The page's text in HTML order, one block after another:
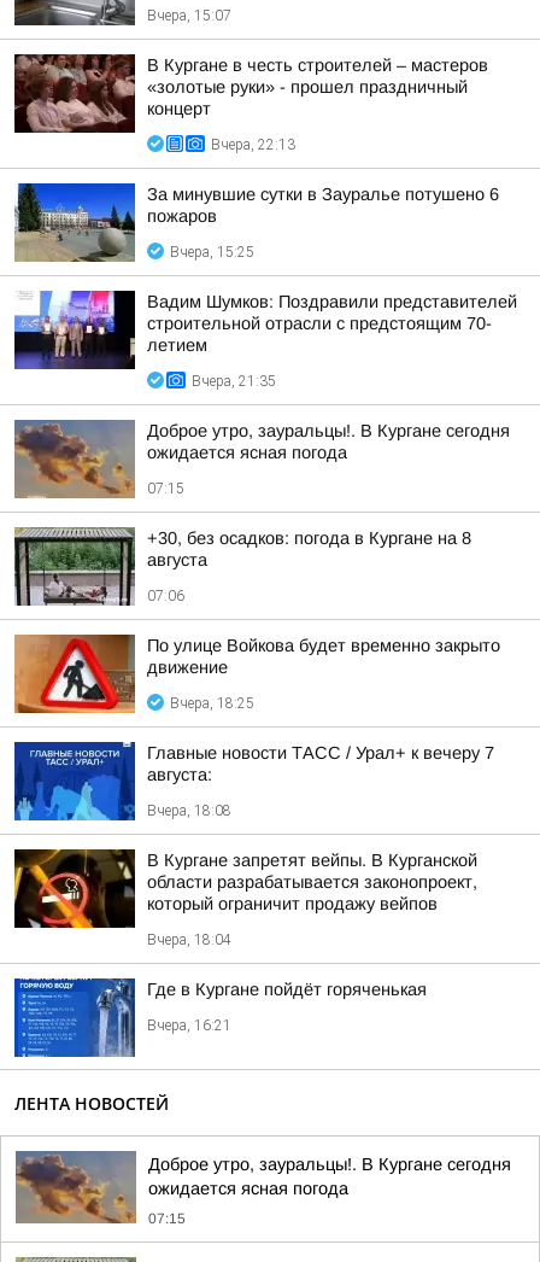
Вчера, 15:07
В Кургане в честь строителей – мастеров
«золотые руки» - прошел праздничный
концерт
Вчера, 22:13
За минувшие сутки в Зауралье потушено 6
пожаров
Вчера, 15:25
Вадим Шумков: Поздравили представителей
строительной отрасли с предстоящим 70-
летием
Вчера, 21:35
Доброе утро, зауральцы!. В Кургане сегодня
ожидается ясная погода
07:15
+30, без осадков: погода в Кургане на 8
августа
07:06
По улице Войкова будет временно закрыто
движение
Вчера, 18:25
Главные новости ТАСС / Урал+ к вечеру 7
августа:
Вчера, 18:08
В Кургане запретят вейпы. В Курганской
области разрабатывается законопроект,
который ограничит продажу вейпов
Вчера, 18:04
Где в Кургане пойдёт горяченькая
Вчера, 16:21
ЛЕНТА НОВОСТЕЙ
Доброе утро, зауральцы!. В Кургане сегодня
ожидается ясная погода
07:15